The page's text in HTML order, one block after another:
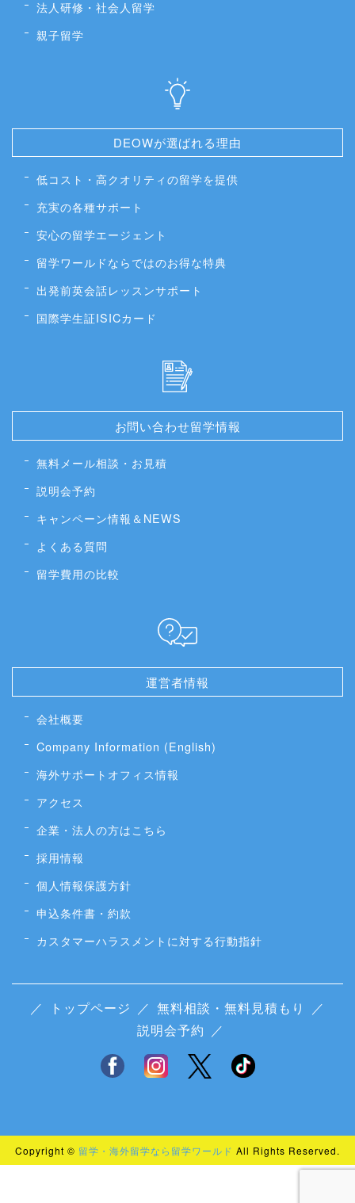
法人研修・社会人留学
親子留学
DEOWが選ばれる理由
低コスト・高クオリティの留学を提供
充実の各種サポート
安心の留学エージェント
留学ワールドならではのお得な特典
出発前英会話レッスンサポート
国際学生証ISICカード
お問い合わせ留学情報
無料メール相談・お見積
説明会予約
キャンペーン情報＆NEWS
よくある質問
留学費用の比較
運営者情報
会社概要
Company Information (English)
海外サポートオフィス情報
アクセス
企業・法人の方はこちら
採用情報
個人情報保護方針
申込条件書・約款
カスタマーハラスメントに対する行動指針
／ トップページ ／ 無料相談・無料見積もり
／
説明会予約 ／
Copyright © 留学・海外留学なら留学ワールド All Rights Reserved.